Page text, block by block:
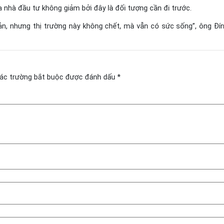
nhà đầu tư không giảm bởi đây là đối tượng cần đi trước.
nhưng thị trường này không chết, mà vẫn có sức sống”, ông
trường bắt buộc được đánh dấu *